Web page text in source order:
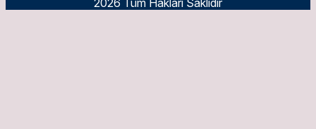
2026 Tüm Hakları Saklıdır